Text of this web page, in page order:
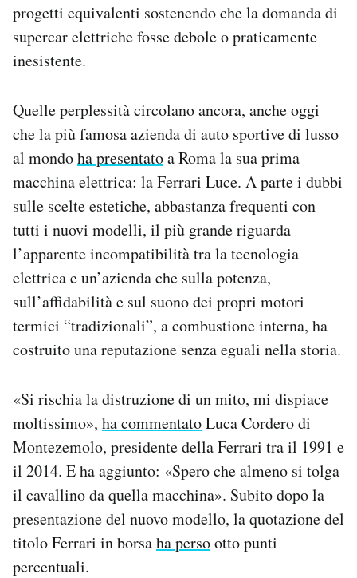
progetti equivalenti sostenendo che la domanda di
supercar elettriche fosse debole o praticamente
inesistente.
Quelle perplessità circolano ancora, anche oggi
che la più famosa azienda di auto sportive di lusso
al mondoha presentatoa Roma la sua prima
macchina elettrica: la Ferrari Luce. A parte i dubbi
sulle scelte estetiche, abbastanza frequenti con
tutti i nuovi modelli, il più grande riguarda
l’apparente incompatibilità tra la tecnologia
elettrica e un’azienda che sulla potenza,
sull’affidabilità e sul suono dei propri motori
termici “tradizionali”, a combustione interna, ha
costruito una reputazione senza eguali nella storia.
«Si rischia la distruzione di un mito, mi dispiace
moltissimo», ha commentatoLuca Cordero di
Montezemolo, presidente della Ferrari tra il 1991 e
il 2014. E ha aggiunto: «Spero che almeno si tolga
il cavallino da quella macchina». Subito dopo la
presentazione del nuovo modello, la quotazione del
titolo Ferrari in borsaha persootto punti
percentuali.